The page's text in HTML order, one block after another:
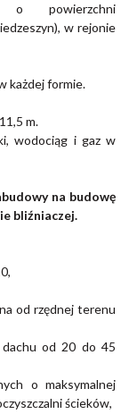
o powierzchni
w rejonie
każdej formie.
m.
wodociąg i gaz w
na budowę
bliźniaczej.
od rzędnej terenu
dachu od 20 do 45
o maksymalnej
ścieków,